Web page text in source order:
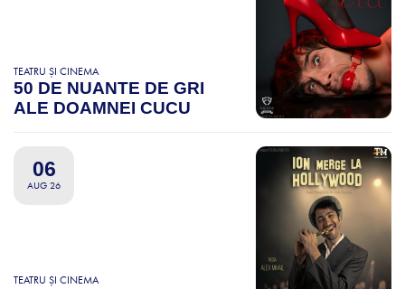
TEATRU ȘI CINEMA
50 DE NUANTE DE GRI
ALE DOAMNEI CUCU
06
AUG 26
TEATRU ȘI CINEMA